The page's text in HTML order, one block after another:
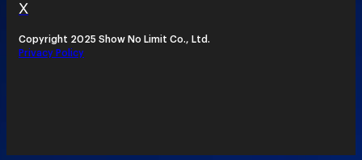
X
Copyright 2025 Show No Limit Co., Ltd.
Privacy Policy